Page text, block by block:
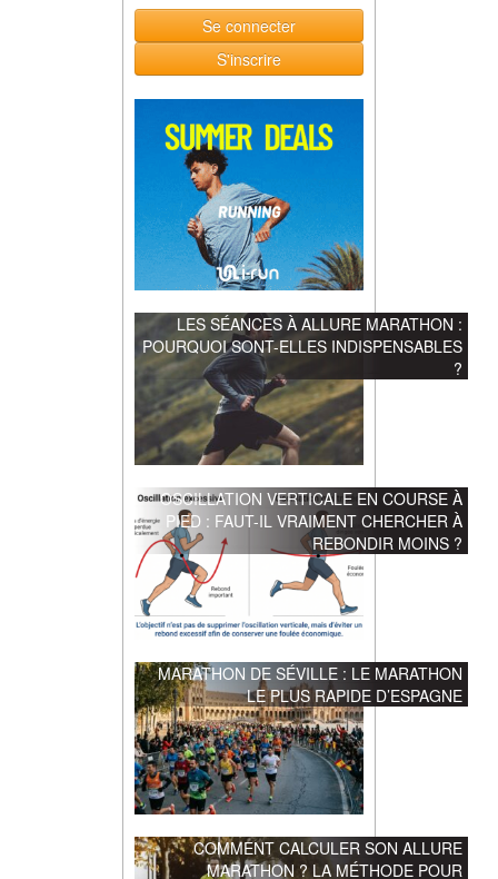
Se connecter
S'inscrire
LES SÉANCES À ALLURE MARATHON :
POURQUOI SONT-ELLES INDISPENSABLES
?
OSCILLATION VERTICALE EN COURSE À
PIED : FAUT-IL VRAIMENT CHERCHER À
REBONDIR MOINS ?
MARATHON DE SÉVILLE : LE MARATHON
LE PLUS RAPIDE D’ESPAGNE
COMMENT CALCULER SON ALLURE
MARATHON ? LA MÉTHODE POUR